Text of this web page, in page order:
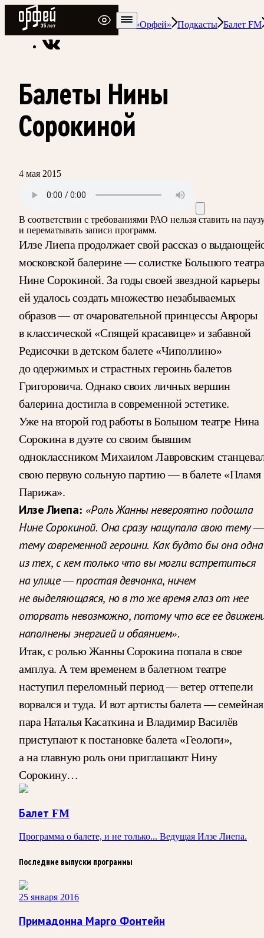
Радио Орфей
Радио классической музыки «Орфей»
Подкасты Балет FM
Балеты Нины
Сорокиной
4 мая 2015
В соответствии с требованиями РАО нельзя ставить на
и перематывать записи программ.
Илзе Лиепа продолжает свой рассказ о
московской балерине — солистке Большого театра
Нине Сорокиной. За годы своей звездной карьеры
ей удалось создать множество незабываемых
образов — от очаровательной принцессы Авроры
в классической «Спящей красавице» и забавной
Редисочки в детском балете «Чиполлино»
до одержимых и страстных героинь балетов
Григоровича. Однако своих личных вершин
балерина достигла в современной эстетике.
Уже на второй год работы в Большом театре Нина
Сорокина в дуэте со своим бывшим
одноклассником Михаилом Лавровским
свою первую сольную партию — в балете «Пламя
Парижа».
Илзе Лиепа: «Роль Жанны невероятно подошла
Нине Сорокиной. Она сразу нащупала свою тему —
тему современной героини. Как будто бы она одна
из тех, с кем только что вы могли встретиться
на улице — простая девчонка, ничем
не выделяющаяся, но в то же время глаз от нее
оторвать невозможно, потому что все ее
наполнены энергией и обаянием».
Итак, с ролью Жанны Сорокина попала в свое
амплуа. А тем временем в балетном театре
наступил переломный период — ветер оттепели
ворвался и туда. И вот артисты балета — семейная
пара Наталья Касаткина и Владимир Василёв
приступают к постановке балета «Геологи»,
а на главную роль они приглашают Нину
Сорокину…
Балет FM
Программа о балете, и не только... Ведущая Илзе Лиепа.
Последние выпуски программы
25 января 2016
Примадонна Марго Фонтейн